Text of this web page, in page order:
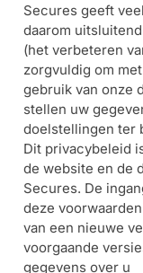
Branddetectie
Merken
Outlet SALE
Help &
Secures geeft
daarom
(het verbeteren
zorgvuldig om
gebruik van onze
stellen uw
doelstellingen ter
Dit privacybeleid
de website en de
Secures. De
deze
van een nieuwe
voorgaande
gegevens over u